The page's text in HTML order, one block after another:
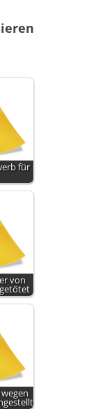
für
von